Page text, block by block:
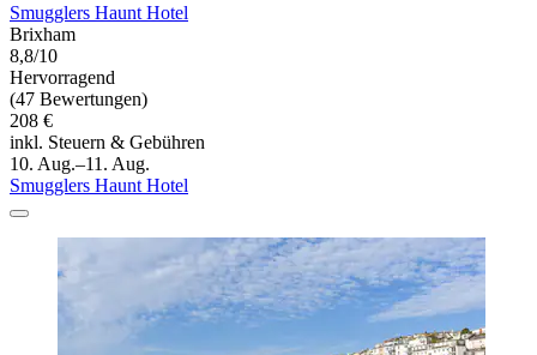
Smugglers Haunt Hotel
Brixham
8,8/10
Hervorragend
(47 Bewertungen)
208 €
inkl. Steuern & Gebühren
10. Aug.–11. Aug.
Smugglers Haunt Hotel